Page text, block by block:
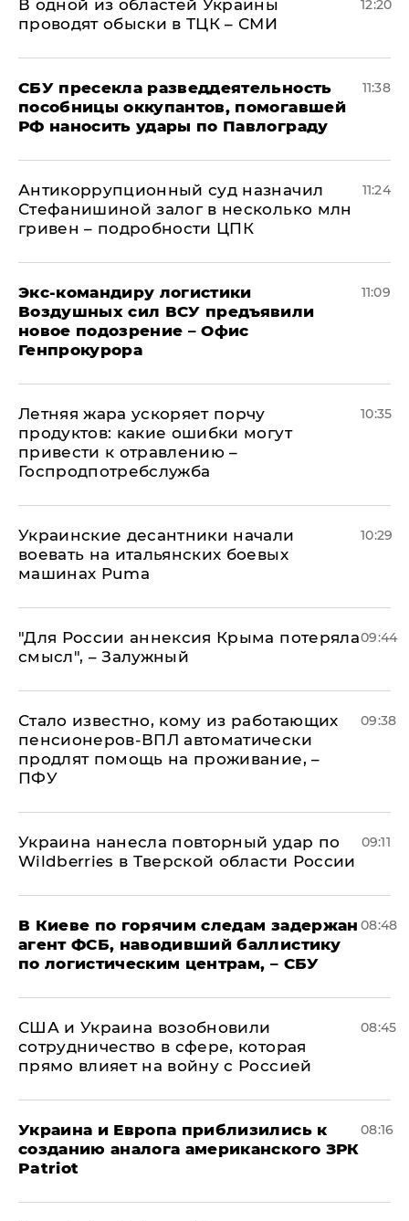
В одной из областей Украины
проводят обыски в ТЦК – СМИ
12:20
СБУ пресекла разведдеятельность
пособницы оккупантов, помогавшей
РФ наносить удары по Павлограду
11:38
Антикоррупционный суд назначил
Стефанишиной залог в несколько млн
гривен – подробности ЦПК
11:24
Экс-командиру логистики
Воздушных сил ВСУ предъявили
новое подозрение – Офис
Генпрокурора
11:09
Летняя жара ускоряет порчу
продуктов: какие ошибки могут
привести к отравлению –
Госпродпотребслужба
10:35
Украинские десантники начали
воевать на итальянских боевых
машинах Puma
10:29
"Для России аннексия Крыма потеряла
смысл", – Залужный
09:44
Стало известно, кому из работающих
пенсионеров-ВПЛ автоматически
продлят помощь на проживание, –
ПФУ
09:38
Украина нанесла повторный удар по
Wildberries в Тверской области России
09:11
В Киеве по горячим следам задержан
агент ФСБ, наводивший баллистику
по логистическим центрам, – СБУ
08:48
США и Украина возобновили
сотрудничество в сфере, которая
прямо влияет на войну с Россией
08:45
Украина и Европа приблизились к
созданию аналога американского ЗРК
Patriot
08:16